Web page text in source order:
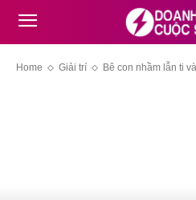
Home Giải trí Bê con nhầm lẫn ti